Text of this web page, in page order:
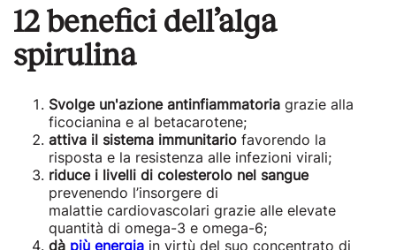
12 benefici dell’alga
spirulina
Svolge un'azione antinfiammatoria grazie alla
ficocianina e al betacarotene;
attiva il sistema immunitario favorendo la
risposta e la resistenza alle infezioni virali;
riduce i livelli di colesterolo nel sangue
prevenendo l’insorgere di
malattie cardiovascolari grazie alle elevate
quantità di omega-3 e omega-6;
dà più energia in virtù del suo concentrato di